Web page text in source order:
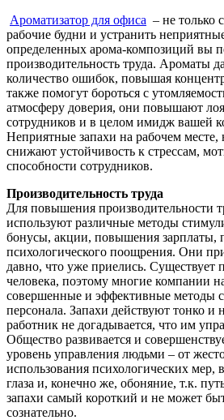
Ароматизатор для офиса – не только
рабочие будни и устранить
определенных арома-композиций вы
производительность труда. Ароматы
количество ошибок, повышая
также помогут бороться с
атмосферу доверия, они повышают
сотрудников и в целом имидж вашей
Неприятные запахи на рабочем месте,
снижают устойчивость к стрессам,
способности сотрудников.
Производительность труда
Для повышения производительности
используют различные методы
бонусы, акции, повышения зарплаты,
психологического поощрения. Они
давно, что уже приелись. Существует
человека, поэтому многие компании
совершенные и эффективные методы
персонала. Запахи действуют тонко и
работник не догадывается, что им
Общество развивается и
уровень управления людьми – от
использования психологических мер,
глаза и, конечно же, обоняние, т.к.
запахи самый короткий и не может
сознательно.